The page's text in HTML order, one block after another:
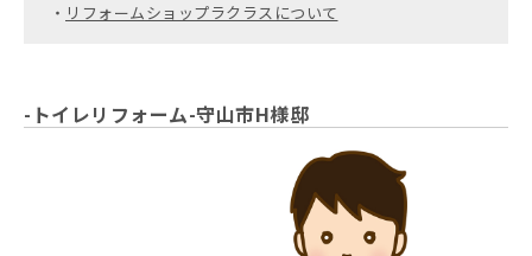
・ リフォームショップラクラスについて
-トイレリフォーム-守山市H様邸